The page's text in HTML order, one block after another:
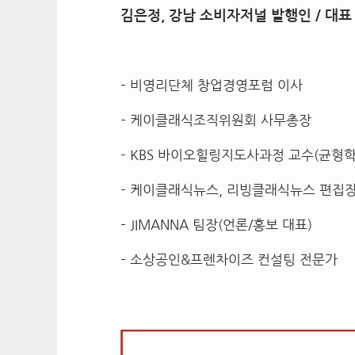
김은정, 강남 소비자저널 발행인 / 대표
– 비영리단체 창업경영포럼 이사
– 케이클래식조직위원회 사무총장
– KBS 바이오힐링지도사과정 교수(균형
– 케이클래식뉴스, 리빙클래식뉴스 편집
– JIMANNA 팀장(언론/홍보 대표)
– 소상공인&프렌차이즈 컨설팅 전문가